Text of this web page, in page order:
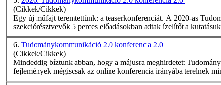
(Cikkek/Cikkek)
Egy új műfajt teremtettünk: a teaserkonferenciát. A 2020-as
szekciórésztvevők 5 perces előadásokban adtak ízelítőt a
6. Tudománykommunikáció 2.0 konferencia 2.0
(Cikkek/Cikkek)
Mindeddig bíztunk abban, hogy a májusra meghirdetett
fejlemények mégiscsak az online konferencia irányába terelnek